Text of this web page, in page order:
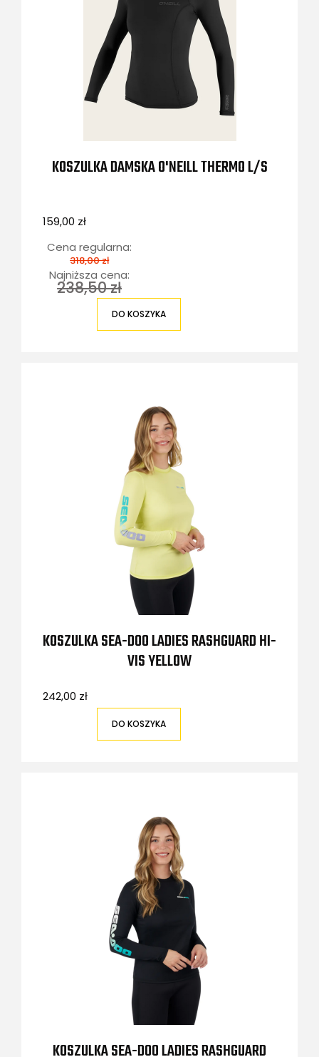
KOSZULKA DAMSKA O'NEILL THERMO L/S
159,00 zł
Cena regularna:
318,00 zł
Najniższa cena:
238,50 zł
DO KOSZYKA
KOSZULKA SEA-DOO LADIES RASHGUARD HI-
VIS YELLOW
242,00 zł
DO KOSZYKA
KOSZULKA SEA-DOO LADIES RASHGUARD